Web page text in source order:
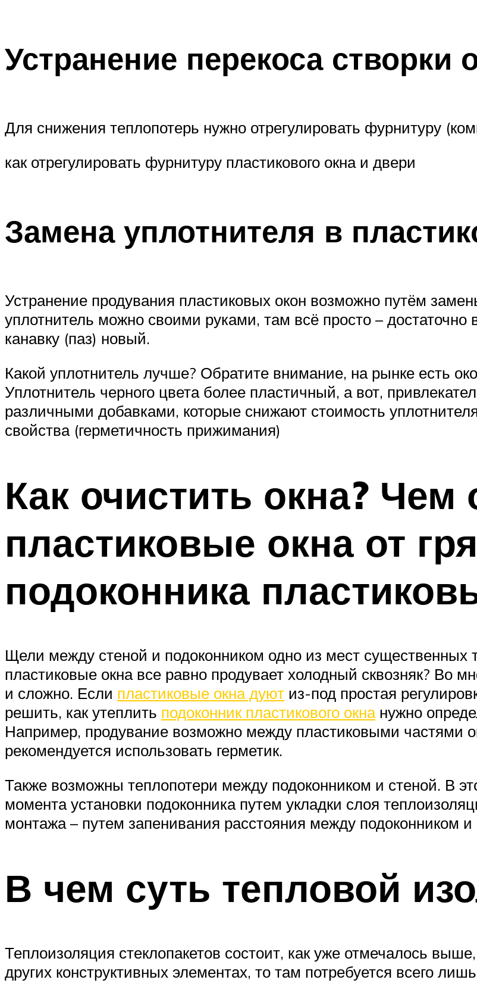
Устранение перекоса створки
Для снижения теплопотерь нужно отрегулировать фурнитуру
как отрегулировать фурнитуру пластикового окна и двери
Замена уплотнителя в
Устранение продувания пластиковых окон возможно путём
уплотнитель можно своими руками, там всё просто – достаточно
канавку (паз) новый.
Какой уплотнитель лучше? Обратите внимание, на рынке есть
Уплотнитель черного цвета более пластичный, а вот,
различными добавками, которые снижают стоимость
свойства (герметичность прижимания)
Как очистить окна? Чем
пластиковые окна от
подоконника
Щели между стеной и подоконником одно из мест существенных
пластиковые окна все равно продувает холодный сквозняк? Во
и сложно. Если пластиковые окна дуют из-под простая
решить, как утеплить подоконник пластикового окнанужно
Например, продувание возможно между пластиковыми частями
рекомендуется использовать герметик.
Также возможны теплопотери между подоконником и стеной. В
момента установки подоконника путем укладки слоя
монтажа – путем запенивания расстояния между подоконником
В чем суть тепловой
Теплоизоляция стеклопакетов состоит, как уже отмечалось
других конструктивных элементах, то там потребуется всего